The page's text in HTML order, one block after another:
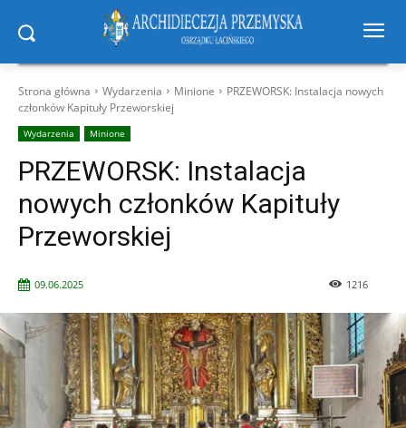
Strona główna Wydarzenia Minione
PRZEWORSK: Instalacja nowych
członków Kapituły Przeworskiej
Wydarzenia Minione
PRZEWORSK: Instalacja
nowych członków Kapituły
Przeworskiej
09.06.2025 1216